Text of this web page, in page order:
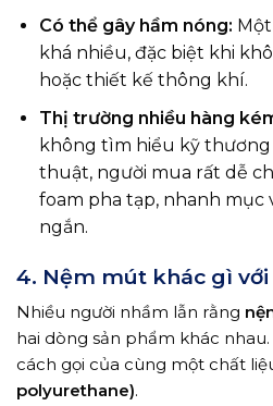
Có thể gây hầm nóng:
khá nhiều, đặc biệt khi
hoặc thiết kế thông khí.
Thị trường nhiều hàng
không tìm hiểu kỹ
thuật, người mua rất dễ
foam pha tạp, nhanh mục
ngắn.
4. Nệm mút khác gì
Nhiều người nhầm lẫn rằng
hai dòng sản phẩm khác
cách gọi của cùng một chất
polyurethane).